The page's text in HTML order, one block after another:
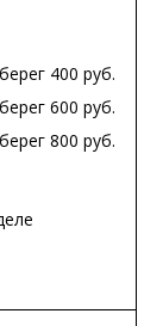
400 руб.
600 руб.
800 руб.